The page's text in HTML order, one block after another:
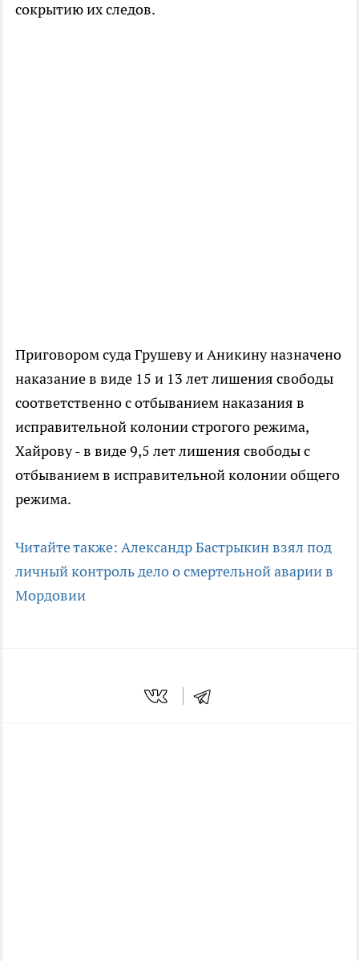
сокрытию их следов.
Приговором суда Грушеву и Аникину назначено
наказание в виде 15 и 13 лет лишения свободы
соответственно с отбыванием наказания в
исправительной колонии строгого режима,
Хайрову - в виде 9,5 лет лишения свободы с
отбыванием в исправительной колонии общего
режима.
Читайте также: Александр Бастрыкин взял под
личный контроль дело о смертельной аварии в
Мордовии